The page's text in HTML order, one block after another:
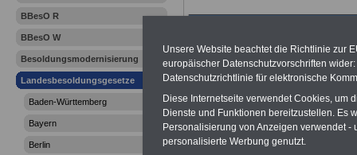
BBesO R
BBesO W
Besoldungsmodernisierung
Landesbesoldungsgesetze
Baden-Württemberg
Bayern
Berlin
Unsere Website beachtet die Richtlinie zur
europäischer Datenschutzvorschriften
Datenschutzrichtlinie für elektronische
Diese Internetseite verwendet Cookies, um
Dienste und Funktionen bereitzustellen. Es
Personalisierung von Anzeigen verwendet
personalisierte Werbung genutzt.